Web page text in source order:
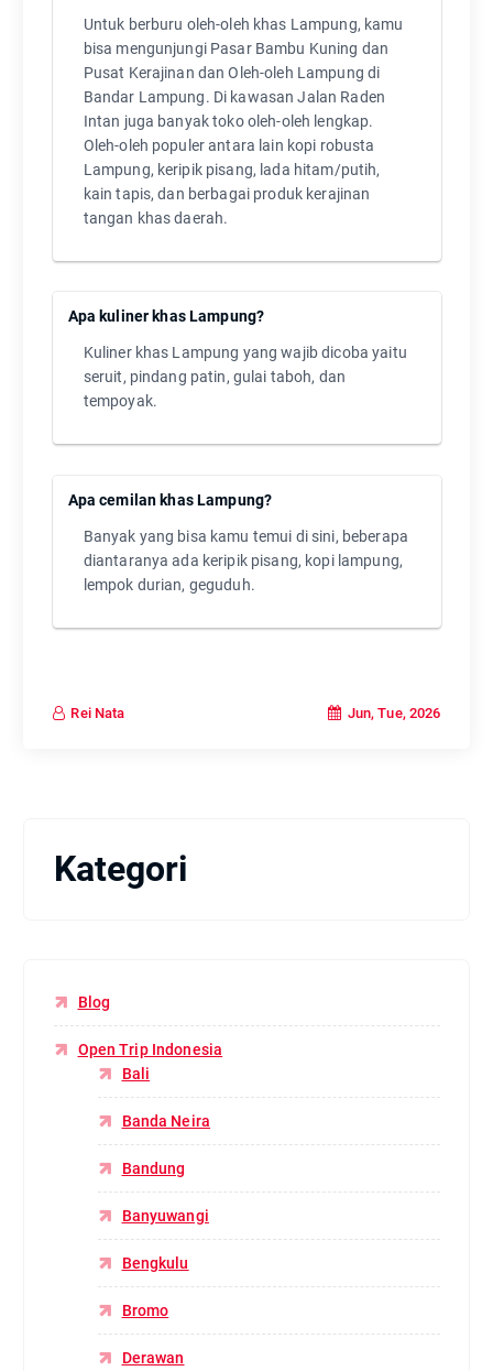
Untuk berburu oleh-oleh khas Lampung, kamu
bisa mengunjungi Pasar Bambu Kuning dan
Pusat Kerajinan dan Oleh-oleh Lampung di
Bandar Lampung. Di kawasan Jalan Raden
Intan juga banyak toko oleh-oleh lengkap.
Oleh-oleh populer antara lain kopi robusta
Lampung, keripik pisang, lada hitam/putih,
kain tapis, dan berbagai produk kerajinan
tangan khas daerah.
Apa kuliner khas Lampung?
Kuliner khas Lampung yang wajib dicoba yaitu
seruit, pindang patin, gulai taboh, dan
tempoyak.
Apa cemilan khas Lampung?
Banyak yang bisa kamu temui di sini, beberapa
diantaranya ada keripik pisang, kopi lampung,
lempok durian, geguduh.
Rei Nata Jun, Tue, 2026
Kategori
Blog
Open Trip Indonesia
Bali
Banda Neira
Bandung
Banyuwangi
Bengkulu
Bromo
Derawan